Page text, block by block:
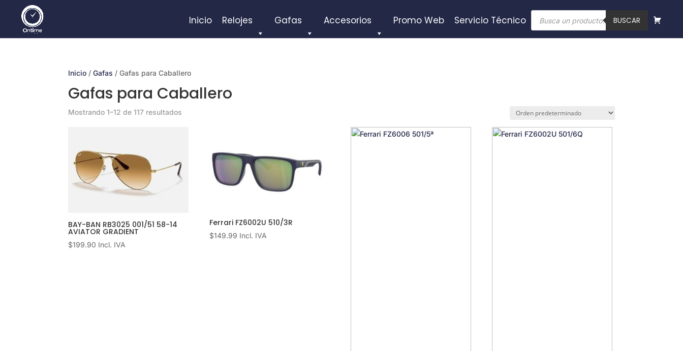
Inicio Relojes Gafas Accesorios Promo Web Servicio Técnico
Búsqueda
de
productos
BUSCAR
Inicio /Gafas / Gafas para Caballero
Gafas para Caballero
Mostrando 1–12 de 117 resultados
BAY-BAN RB3025 001/51 58-14
AVIATOR GRADIENT
$199.90 Incl. IVA
Ferrari FZ6002U 510/3R
$149.99 Incl. IVA